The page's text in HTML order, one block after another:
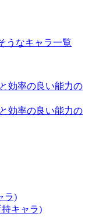
うなキャラ一覧
効率の良い能力の
効率の良い能力の
ラ)
キャラ)